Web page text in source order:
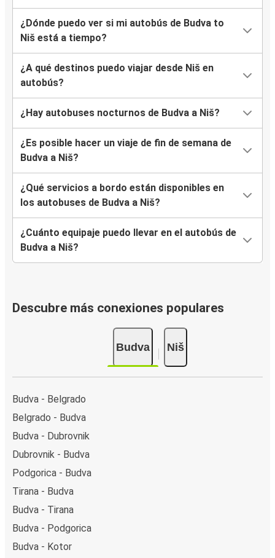
¿Dónde puedo ver si mi autobús de Budva to
Niš está a tiempo?
¿A qué destinos puedo viajar desde Niš en
autobús?
¿Hay autobuses nocturnos de Budva a Niš?
¿Es posible hacer un viaje de fin de semana de
Budva a Niš?
¿Qué servicios a bordo están disponibles en
los autobuses de Budva a Niš?
¿Cuánto equipaje puedo llevar en el autobús de
Budva a Niš?
Descubre más conexiones populares
Budva Niš
Budva - Belgrado
Belgrado - Budva
Budva - Dubrovnik
Dubrovnik - Budva
Podgorica - Budva
Tirana - Budva
Budva - Tirana
Budva - Podgorica
Budva - Kotor